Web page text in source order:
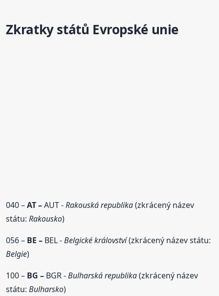
Zkratkystátů Evropské unie
040 –AT –AUT -Rakouská republika(zkrácený název
státu:Rakousko)
056 – BE – BEL -Belgické království(zkrácený název státu:
Belgie)
100 – BG – BGR -Bulharská republika(zkrácený název
státu:Bulharsko)